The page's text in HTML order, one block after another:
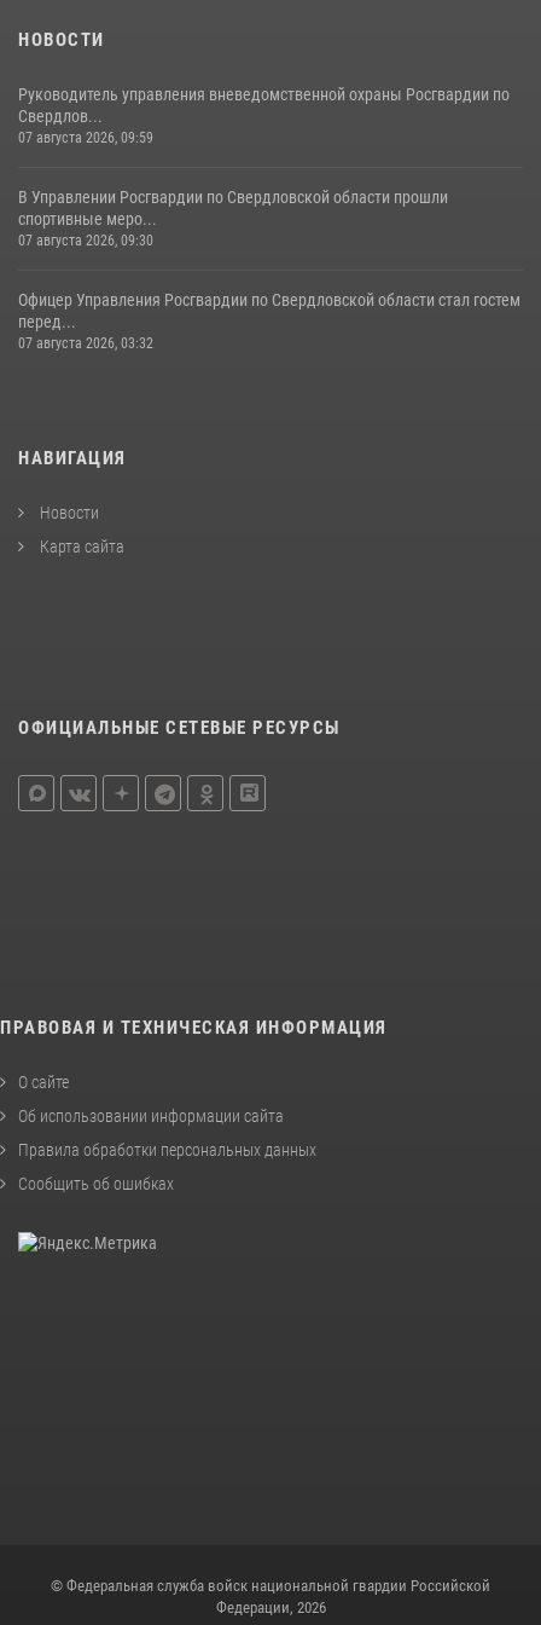
НОВОСТИ
Руководитель управления вневедомственной охраны Росгвардии по
Свердлов...
07 августа 2026, 09:59
В Управлении Росгвардии по Свердловской области прошли
спортивные меро...
07 августа 2026, 09:30
Офицер Управления Росгвардии по Свердловской области стал гостем
перед...
07 августа 2026, 03:32
НАВИГАЦИЯ
Новости
Карта сайта
ОФИЦИАЛЬНЫЕ СЕТЕВЫЕ РЕСУРСЫ
ПРАВОВАЯ И ТЕХНИЧЕСКАЯ ИНФОРМАЦИЯ
О сайте
Об использовании информации сайта
Правила обработки персональных данных
Сообщить об ошибках
© Федеральная служба войск национальной гвардии Российской
Федерации, 2026